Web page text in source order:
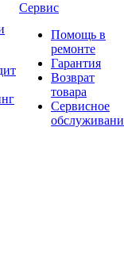
Сервис
Помощь в
ремонте
Гарантия
Возврат
товара
Сервисное